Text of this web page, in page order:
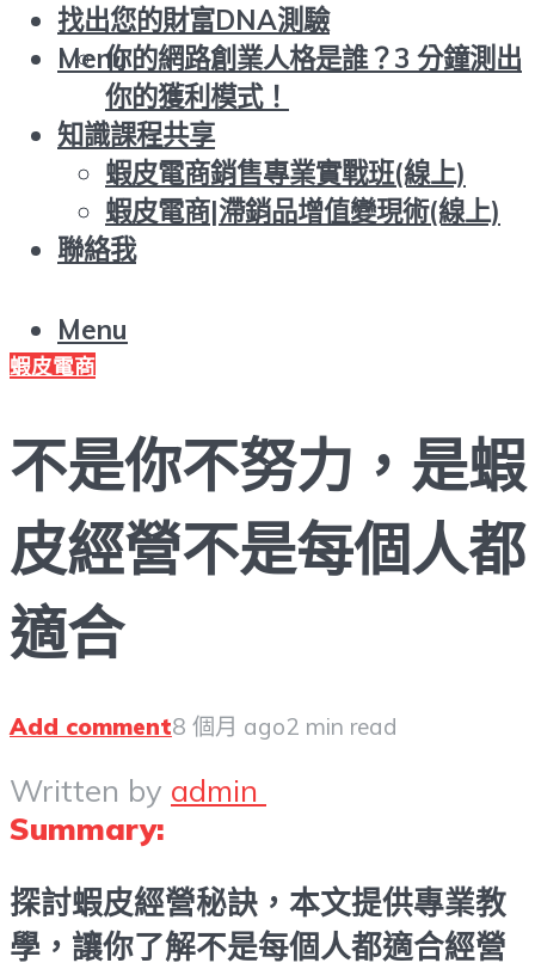
Menu
找出您的財富DNA測驗
你的網路創業人格是誰？3 分鐘測出
你的獲利模式！
知識課程共享
蝦皮電商銷售專業實戰班(線上)
蝦皮電商|滯銷品增值變現術(線上)
聯絡我
Menu
蝦皮電商
不是你不努力，是蝦
皮經營不是每個人都
適合
Add comment8 個月 ago2 min read
Written by admin
Summary:
探討蝦皮經營秘訣，本文提供專業教
學，讓你了解不是每個人都適合經營